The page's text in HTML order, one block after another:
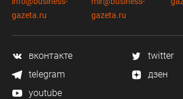
gazeta.ru
gazeta.ru
вконтакте
twitter
telegram
дзен
youtube